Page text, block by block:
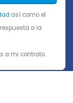
así como el
a la
a mi contrato.